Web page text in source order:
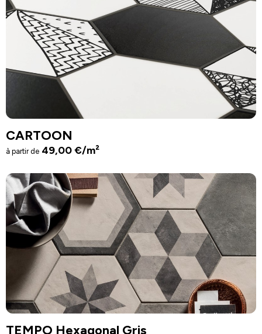
CARTOON
à partir de 49,00€/m²
TEMPO Hexagonal Gris